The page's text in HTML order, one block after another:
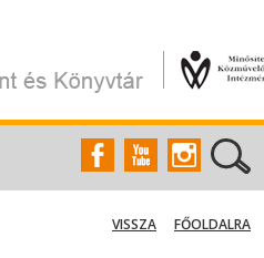
FŐOLDALRA
VISSZA